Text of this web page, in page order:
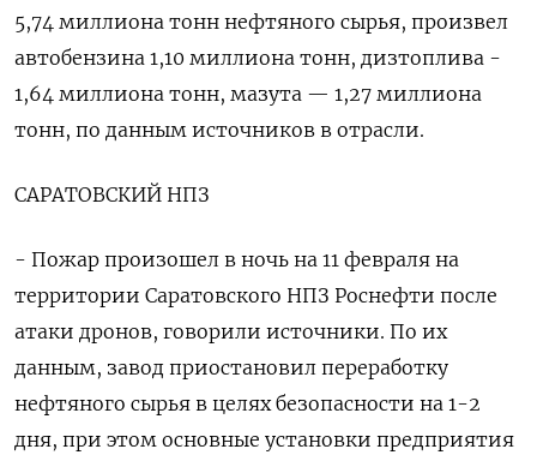
5,74 миллиона тонн нефтяного сырья, произвел
автобензина 1,10 миллиона тонн, дизтоплива -
1,64 миллиона тонн, мазута — 1,27 миллиона
тонн, по данным источников в отрасли.
САРАТОВСКИЙ НПЗ
- Пожар произошел в ночь на 11 февраля на
территории Саратовского НПЗ Роснефти после
атаки дронов, говорили источники. По их
данным, завод приостановил переработку
нефтяного сырья в целях безопасности на 1-2
дня, при этом основные установки предприятия